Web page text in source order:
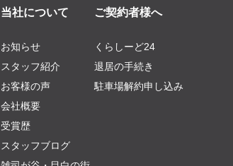
当社について
お知らせ
スタッフ紹介
お客様の声
会社概要
受賞歴
スタッフブログ
ご契約者様へ
くらしーど24
退居の手続き
駐車場解約申し込み